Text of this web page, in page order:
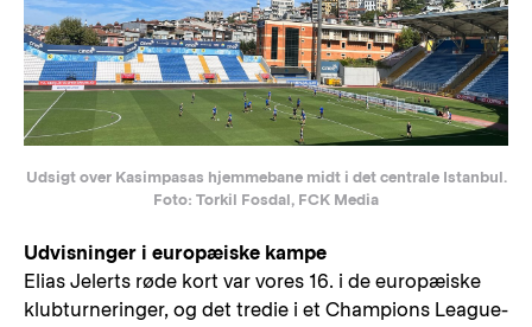
Udsigt over Kasimpasas hjemmebane midt i det centrale Istanbul.
Foto: Torkil Fosdal, FCK Media
Udvisninger i europæiske kampe
Elias Jelerts røde kort var vores 16. i de europæiske
klubturneringer, og det tredie i et Champions League-